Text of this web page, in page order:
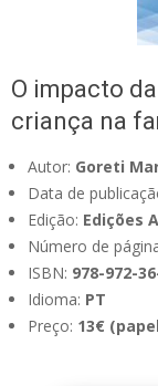
O impacto
criança na
Autor: Goreti
Data de
Edição: Edições
Número de
ISBN: 978-972-
Idioma: PT
Preço: 13€